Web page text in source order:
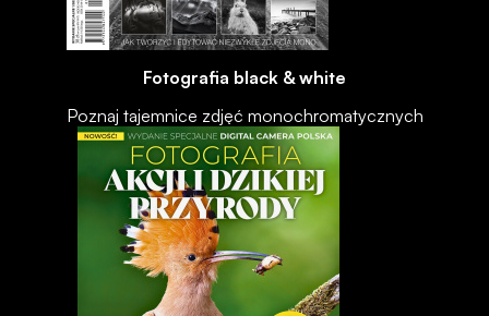
Fotografia black & white
Poznaj tajemnice zdjęć monochromatycznych